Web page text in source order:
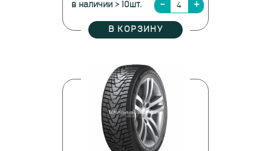
в наличии > 10шт.
В КОРЗИНУ